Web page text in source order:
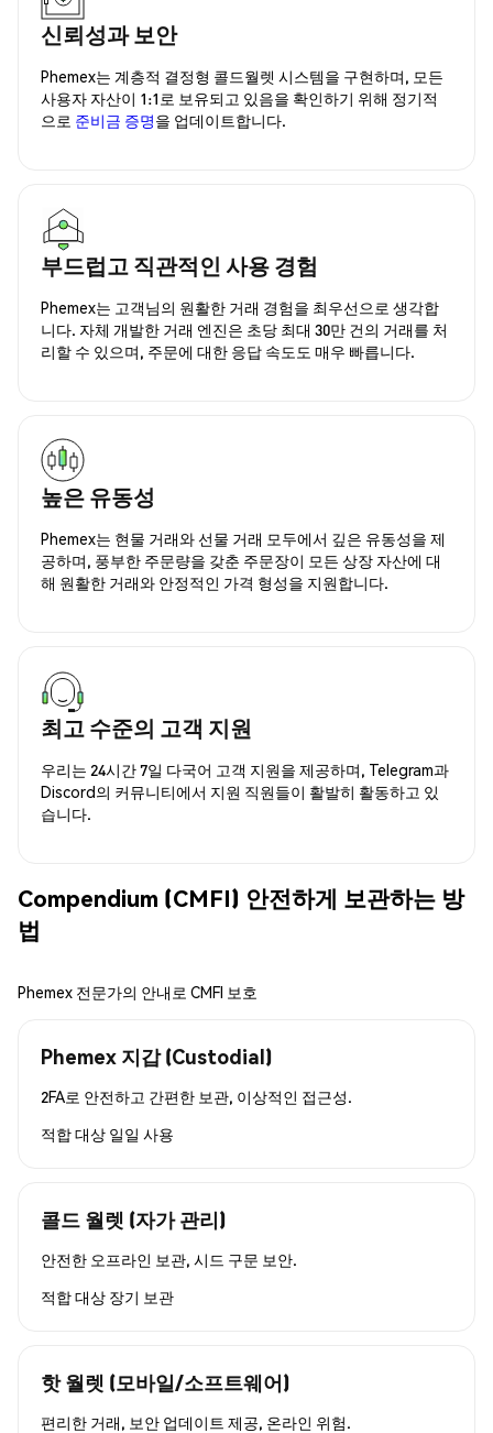
신뢰성과 보안
Phemex는 계층적 결정형 콜드월렛 시스템을 구현하며, 모든
사용자 자산이 1:1로 보유되고 있음을 확인하기 위해 정기적
으로 준비금 증명을 업데이트합니다.
부드럽고 직관적인 사용 경험
Phemex는 고객님의 원활한 거래 경험을 최우선으로 생각합
니다. 자체 개발한 거래 엔진은 초당 최대 30만 건의 거래를 처
리할 수 있으며, 주문에 대한 응답 속도도 매우 빠릅니다.
높은 유동성
Phemex는 현물 거래와 선물 거래 모두에서 깊은 유동성을 제
공하며, 풍부한 주문량을 갖춘 주문장이 모든 상장 자산에 대
해 원활한 거래와 안정적인 가격 형성을 지원합니다.
최고 수준의 고객 지원
우리는 24시간 7일 다국어 고객 지원을 제공하며, Telegram과
Discord의 커뮤니티에서 지원 직원들이 활발히 활동하고 있
습니다.
Compendium (CMFI) 안전하게 보관하는 방
법
Phemex 전문가의 안내로 CMFI 보호
Phemex 지갑 (Custodial)
2FA로 안전하고 간편한 보관, 이상적인 접근성.
적합 대상 일일 사용
콜드 월렛 (자가 관리)
안전한 오프라인 보관, 시드 구문 보안.
적합 대상 장기 보관
핫 월렛 (모바일/소프트웨어)
편리한 거래, 보안 업데이트 제공, 온라인 위험.